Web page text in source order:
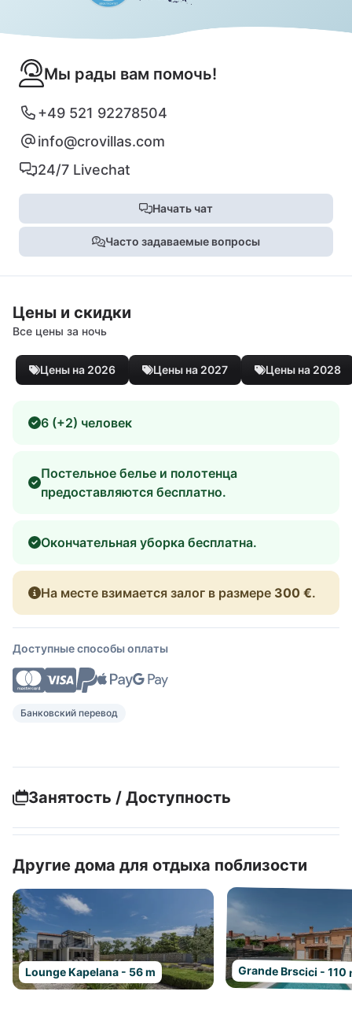
Мы рады вам помочь!
+49 521 92278504
info@crovillas.com
24/7 Livechat
Начать чат
Часто задаваемые вопросы
Цены и скидки
Все цены за ночь
Цены на 2026 Цены на 2027 Цены на 2028
6 (+2) человек
Постельное белье и полотенца
предоставляются бесплатно.
Окончательная уборка бесплатна.
На месте взимается залог в размере 300 €.
Доступные способы оплаты
Банковский перевод
Занятость / Доступность
Другие дома для отдыха поблизости
Lounge Kapelana - 56 m Grande Brscici - 110